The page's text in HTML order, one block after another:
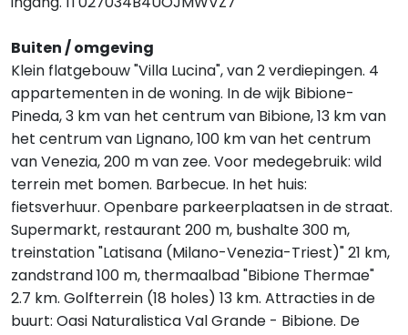
Buiten / omgeving
Klein flatgebouw "Villa Lucina", van 2 verdiepingen. 4
appartementen in de woning. In de wijk Bibione-
Pineda, 3 km van het centrum van Bibione, 13 km van
het centrum van Lignano, 100 km van het centrum
van Venezia, 200 m van zee. Voor medegebruik: wild
terrein met bomen. Barbecue. In het huis:
fietsverhuur. Openbare parkeerplaatsen in de straat.
Supermarkt, restaurant 200 m, bushalte 300 m,
treinstation "Latisana (Milano-Venezia-Triest)" 21 km,
zandstrand 100 m, thermaalbad "Bibione Thermae"
2.7 km. Golfterrein (18 holes) 13 km. Attracties in de
buurt: Oasi Naturalistica Val Grande - Bibione. De